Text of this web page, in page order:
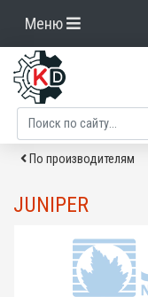
Меню
По производителям
JUNIPER